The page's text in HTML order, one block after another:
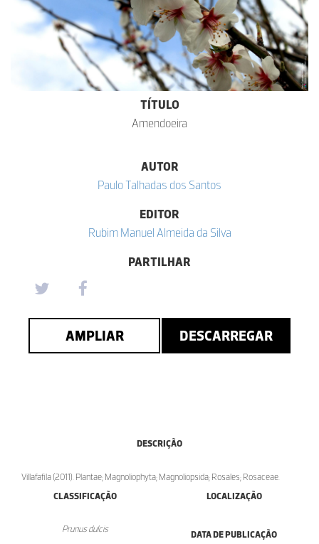
TÍTULO
Amendoeira
AUTOR
Paulo Talhadas dos Santos
EDITOR
Rubim Manuel Almeida da Silva
PARTILHAR
AMPLIAR DESCARREGAR
DESCRIÇÃO
Villafafila (2011). Plantae; Magnoliophyta; Magnoliopsida; Rosales; Rosaceae.
CLASSIFICAÇÃO
Prunus dulcis
LOCALIZAÇÃO
DATA DE PUBLICAÇÃO